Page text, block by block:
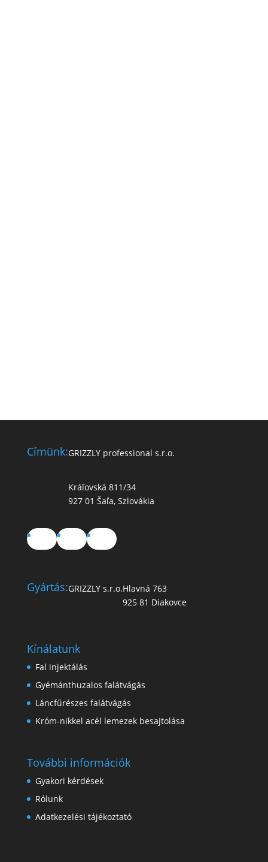
Címünk:GRIZZLY professional s.r.o.
Kráľovská 811/34
927 01 Šaľa, Szlovákia
FacebookYouTubeTikTok
Gyártás:GRIZZLY s.r.o.Hlavná 763
925 81 Diakovce
Kínálatunk
Fal injektálás
Gyémánthuzalos falátvágás
Láncfűrészes falátvágás
Króm-nikkel acél lemezek besajtolása
További információk
Gyakori kérdések
Rólunk
Adatkezelési tájékoztató